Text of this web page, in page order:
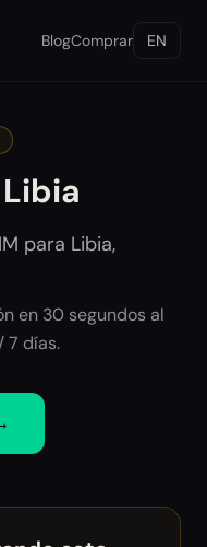
BlogComprar EN
para Libia,
en 30 segundos al
7 días.